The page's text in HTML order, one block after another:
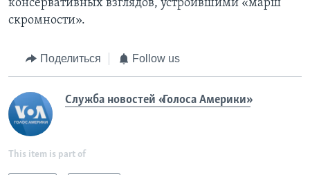
консервативных взглядов, устроившими «марш
скромности».
Поделиться Follow us
Служба новостей «Голоса Америки»
This item is part of